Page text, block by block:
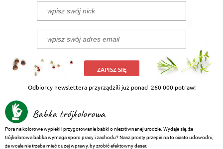
ZAPISZ SIĘ
Odbiorcy newslettera przyrządzili już ponad 260 000 potraw!
Babka trójkolorowa
Pora na kolorowe wypieki i przygotowanie babki o niezrównanej urodzie. Wydaje się, że
trójkolorowa babka wymaga sporo pracy i zachodu? Nasz prosty przepis na to ciasto udowodni,
że wcale nie trzeba mieć dużej wprawy, by zrobić efektowny deser.